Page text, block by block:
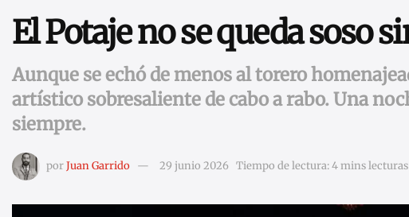
El Potaje no se queda soso
Aunque se echó de menos al torero
artístico sobresaliente de cabo a rabo. Una
siempre.
porJuan Garrido 29 junio 2026 Tiempo de lectura: 4 mins lecturas